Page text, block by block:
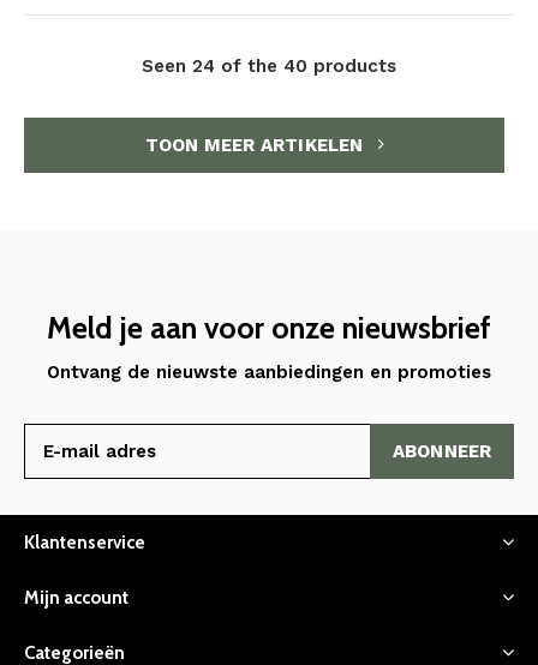
Seen 24 of the 40 products
TOON MEER ARTIKELEN
Meld je aan voor onze nieuwsbrief
Ontvang de nieuwste aanbiedingen en promoties
ABONNEER
Klantenservice
Mijn account
Categorieën